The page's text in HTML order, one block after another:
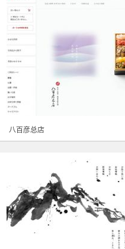
八百彦总店